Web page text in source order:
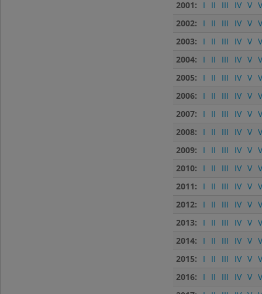
2001:
I II III IV V
2002:
I II III IV V
2003:
I II III IV V
2004:
I II III IV V
2005:
I II III IV V
2006:
I II III IV V
2007:
I II III IV V
2008:
I II III IV V
2009:
I II III IV V
2010:
I II III IV V
2011:
I II III IV V
2012:
I II III IV V
2013:
I II III IV V
2014:
I II III IV V
2015:
I II III IV V
2016:
I II III IV V